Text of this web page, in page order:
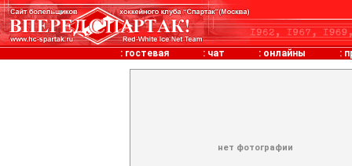
: гостевая : чат : онлайны :
нет фотографии